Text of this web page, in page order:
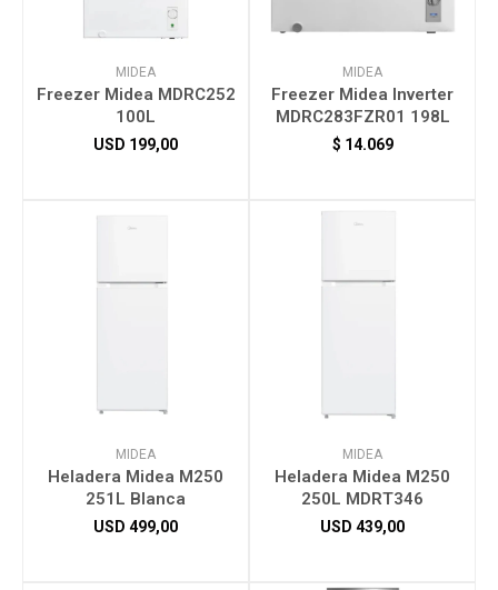
MIDEA
Freezer Midea MDRC252
100L
USD 199,00
MIDEA
Freezer Midea Inverter
MDRC283FZR01 198L
$ 14.069
MIDEA
Heladera Midea M250
251L Blanca
USD 499,00
MIDEA
Heladera Midea M250
250L MDRT346
USD 439,00